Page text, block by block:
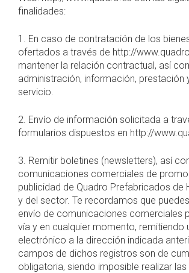
finalidades:
1. En caso de contratación de los
ofertados a través de http://
mantener la relación contractual, así
administración, información, prestación
servicio.
2. Envío de información solicitada a
formularios dispuestos en http://
3. Remitir boletines (newsletters), así
comunicaciones comerciales de
publicidad de Quadro Prefabricados de
y del sector. Te recordamos que
envío de comunicaciones comerciales
vía y en cualquier momento, remitiendo
electrónico a la dirección indicada
campos de dichos registros son de
obligatoria, siendo imposible realizar